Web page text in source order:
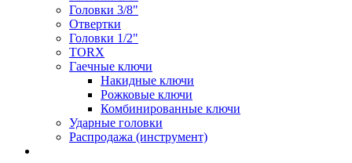
Головки 3/8"
Отвертки
Головки 1/2"
TORX
Гаечные ключи
Накидные ключи
Рожковые ключи
Комбинированные ключи
Ударные головки
Распродажа (инструмент)